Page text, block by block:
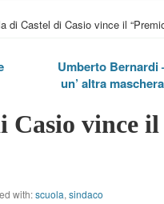
di Castel di Casio vince il
Umberto Bernardi
un’ altra
Casio vince
with:scuola, sindaco